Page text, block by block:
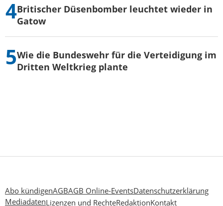
Britischer Düsenbomber leuchtet wieder in
Gatow
Wie die Bundeswehr für die Verteidigung im
Dritten Weltkrieg plante
Abo kündigenAGBAGB Online-EventsDatenschutzerklärung
MediadatenLizenzen und RechteRedaktionKontakt